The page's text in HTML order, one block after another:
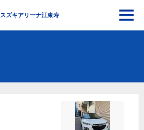
スズキアリーナ江東寿